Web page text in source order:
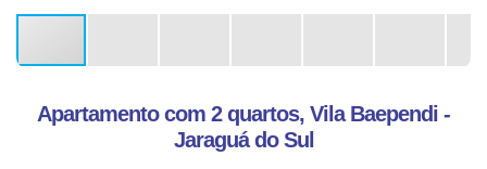
Apartamento com 2 quartos, Vila Baependi -
Jaraguá do Sul